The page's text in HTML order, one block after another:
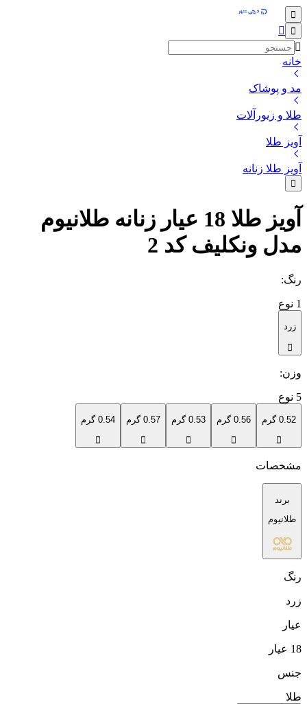
خانه
مد و پوشاک
طلا و زیورآلات
آویز طلا
آویز طلا زنانه
آویز طلا 18 عیار زنانه طلانیوم
مدل ونکلیف کد 2
رنگ:
1 نوع
زرد
وزن:
5 نوع
0.52 گرم 0.56 گرم 0.53 گرم 0.57 گرم 0.54 گرم
مشخصات
برند
طلانیوم
رنگ
زرد
عیار
18 عیار
جنس
طلا